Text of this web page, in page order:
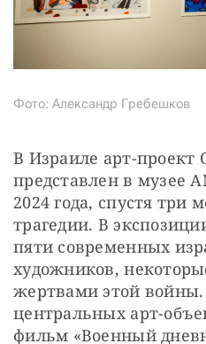
Фото: Александр Гребешков
В Израиле арт-проект
представлен в музее
2024 года, спустя три
трагедии. В
пяти современных
художников,
жертвами этой
центральных арт-
фильм «Военный